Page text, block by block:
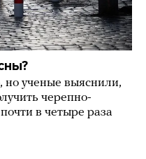
ученые выяснили,
черепно-
в четыре раза